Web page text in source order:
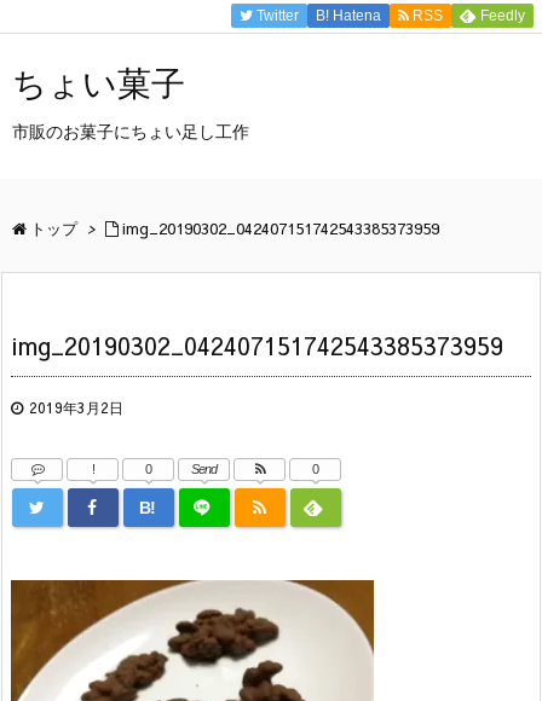
Twitter B! Hatena RSS Feedly
ちょい菓子
市販のお菓子にちょい足し工作
トップ > img_20190302_042407151742543385373959
img_20190302_042407151742543385373959
2019年3月2日
!
B!
0 Send 0